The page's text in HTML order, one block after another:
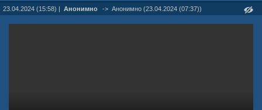
23.04.2024 (15:58) | Анонимно -> Анонимно (23.04.2024 (07:37))